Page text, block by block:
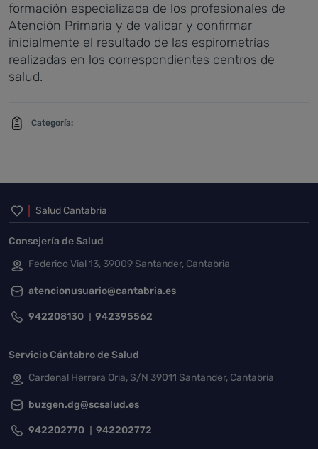
formación especializada de los profesionales de
Atención Primaria y de validar y confirmar
inicialmente el resultado de las espirometrías
realizadas en los correspondientes centros de
salud.
Categoría:
Inicio del pie de página
Salud Cantabria
Consejería de Salud
Federico Vial 13, 39009 Santander, Cantabria
atencionusuario@cantabria.es
942208130 942395562
Servicio Cántabro de Salud
Cardenal Herrera Oria, S/N 39011 Santander, Cantabria
buzgen.dg@scsalud.es
942202770 942202772